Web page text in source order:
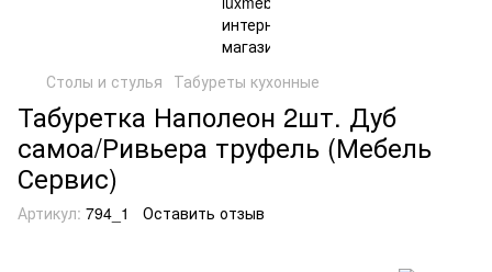
Столы и стулья Табуреты кухонные
Табуретка Наполеон 2шт. Дуб
самоа/Ривьера труфель (Мебель
Сервис)
Артикул: 794_1 Оставить отзыв